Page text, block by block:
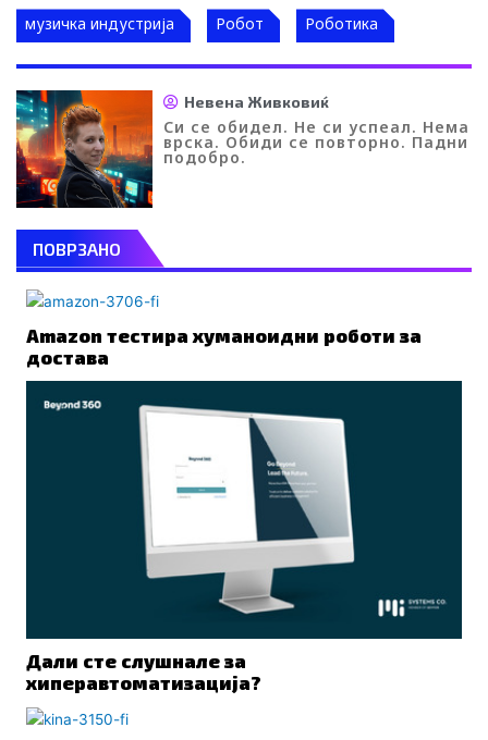
музичка индустрија Робот Роботика
Невена Живковиќ
Си се обидел. Не си успеал. Нема
врска. Обиди се повторно. Падни
подобро.
ПОВРЗАНО
Amazon тестира хуманоидни роботи за
достава
Дали сте слушнале за
хиперавтоматизација?